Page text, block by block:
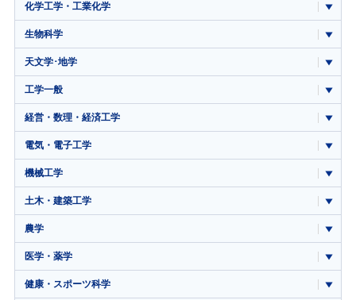
化学工学・工業化学
生物科学
天文学･地学
工学一般
経営・数理・経済工学
電気・電子工学
機械工学
土木・建築工学
農学
医学・薬学
健康・スポーツ科学